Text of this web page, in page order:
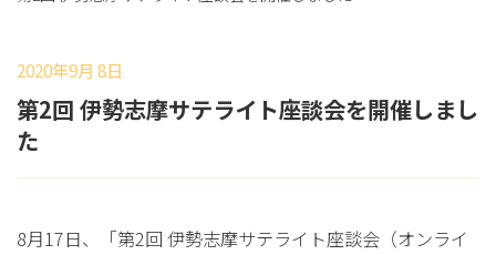
2020年9月 8日
第2回 伊勢志摩サテライト座談会を開催しまし
た
8月17日、「第2回 伊勢志摩サテライト座談会（オンライ